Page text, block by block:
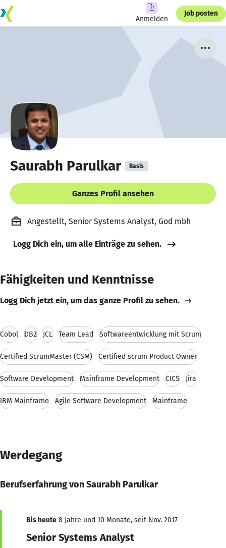
Anmelden
Job posten
Saurabh Parulkar Basis
Ganzes Profil ansehen
Angestellt, Senior Systems Analyst, God mbh
Logg Dich ein, um alle Einträge zu sehen.
Fähigkeiten und Kenntnisse
Logg Dich jetzt ein, um das ganze Profil zu sehen.
Cobol DB2 JCL Team Lead Softwareentwicklung mit Scrum
Certified ScrumMaster (CSM) Certified scrum Product Owner
Software Development Mainframe Development CICS Jira
IBM Mainframe Agile Software Development Mainframe
Werdegang
Berufserfahrung von Saurabh Parulkar
Bis heute 8 Jahre und 10 Monate, seit Nov. 2017
Senior Systems Analyst